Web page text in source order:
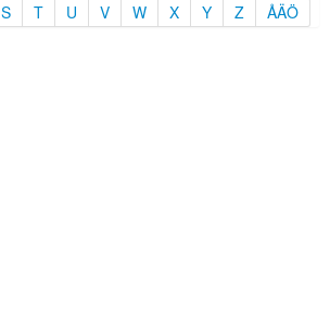
S T U V W X Y Z ÅÄÖ